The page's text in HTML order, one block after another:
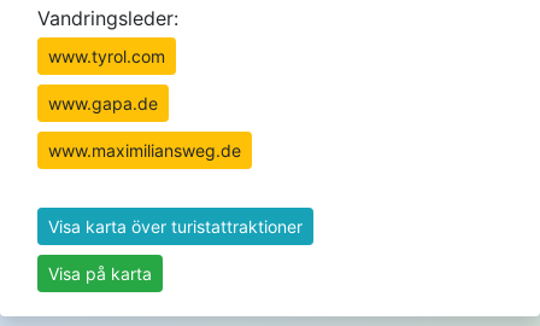
Vandringsleder:
www.tyrol.com
www.gapa.de
www.maximiliansweg.de
Visa karta över turistattraktioner
Visa på karta